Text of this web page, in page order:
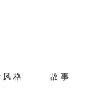
格 故事